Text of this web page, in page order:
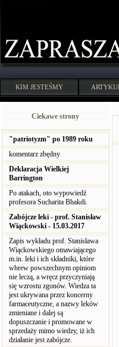
KIM JESTEŚMY
Ciekawe strony
"patriotyzm" po 1989 roku
komentarz zbędny
Deklaracja Wielkiej
Barrington
Po atakach, oto wypowiedź
profesora Sucharita Bhakdi.
Zabójcze leki - prof. Stanisław
Wiąckowski - 15.03.2017
Zapis wykładu prof. Stanisława
Wiąckowskiego omawiającego
m.in. leki i ich składniki, które
wbrew powszechnym opiniom
nie leczą, a wręcz przyczyniają
się wzrostu zgonów. Wiedza ta
jest ukrywana przez koncerny
farmaceutyczne, a nazwy leków
zmieniane i dalej są
dopuszczanie i promowane w
sprzedaży mimo wiedzy, iż ich
działanie jest zabójcze.